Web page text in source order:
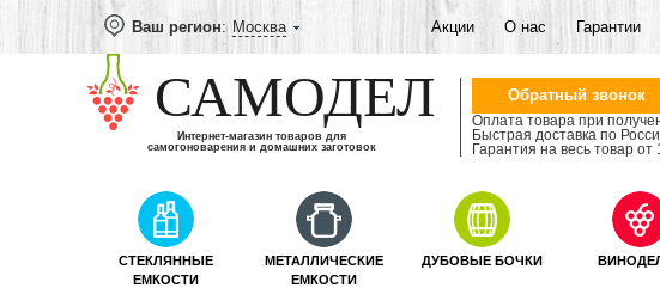
Ваш регион: Москва Акции О нас Гарантии
САМОДЕЛ
Интернет-магазин товаров для
самогоноварения и домашних заготовок
Обратный звонок
Оплата товара при
Быстрая доставка по
Гарантия на весь товар от
СТЕКЛЯННЫЕ
ЕМКОСТИ
МЕТАЛЛИЧЕСКИЕ
ЕМКОСТИ
ДУБОВЫЕ БОЧКИ